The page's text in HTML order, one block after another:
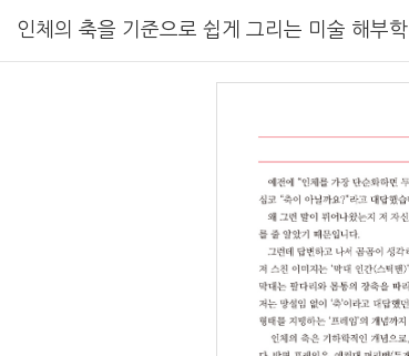
인체의 축을 기준으로 쉽게 그리는 미술 해부학